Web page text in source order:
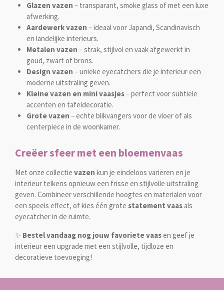
Glazen vazen – transparant, smoke glass of met een luxe
afwerking.
Aardewerk vazen – ideaal voor Japandi, Scandinavisch
en landelijke interieurs.
Metalen vazen – strak, stijlvol en vaak afgewerkt in
goud, zwart of brons.
Design vazen – unieke eyecatchers die je interieur een
moderne uitstraling geven.
Kleine vazen en mini vaasjes– perfect voor subtiele
accenten en tafeldecoratie.
Grote vazen – echte blikvangers voor de vloer of als
centerpiece in de woonkamer.
Creëer sfeer met een bloemenvaas
Met onze collectie vazen kun je eindeloos variëren en je
interieur telkens opnieuw een frisse en stijlvolle uitstraling
geven. Combineer verschillende hoogtes en materialen voor
een speels effect, of kies één grote statement vaas als
eyecatcher in de ruimte.
✨ Bestel vandaag nog jouw favoriete vaasen geef je
interieur een upgrade met een stijlvolle, tijdloze en
decoratieve toevoeging!